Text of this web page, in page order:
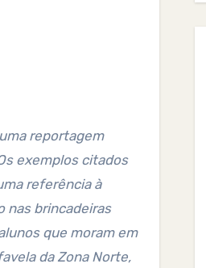
exemplos citados
referência à
nas brincadeiras
que moram em
da Zona Norte,